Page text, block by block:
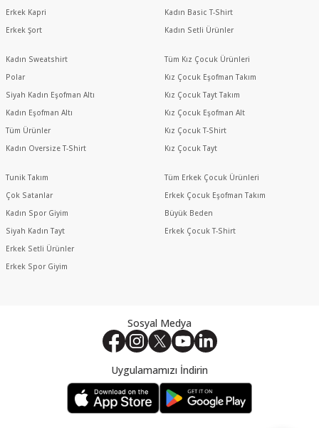
Sosyal Medya
Uygulamamızı İndirin
Erkek Kapri
Erkek Şort
Kadın Sweatshirt
Polar
Siyah Kadın Eşofman Altı
Kadın Eşofman Altı
Tüm Ürünler
Kadın Oversize T-Shirt
Tunik Takım
Çok Satanlar
Kadın Spor Giyim
Siyah Kadın Tayt
Erkek Setli Ürünler
Erkek Spor Giyim
Kadın Basic T-Shirt
Kadın Setli Ürünler
Tüm Kız Çocuk Ürünleri
Kız Çocuk Eşofman Takım
Kız Çocuk Tayt Takım
Kız Çocuk Eşofman Alt
Kız Çocuk T-Shirt
Kız Çocuk Tayt
Tüm Erkek Çocuk Ürünleri
Erkek Çocuk Eşofman Takım
Büyük Beden
Erkek Çocuk T-Shirt